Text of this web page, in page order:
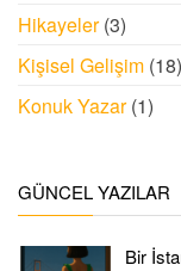
Hikayeler(3)
Kişisel Gelişim (18)
Konuk Yazar(1)
GÜNCEL YAZILAR
Bir